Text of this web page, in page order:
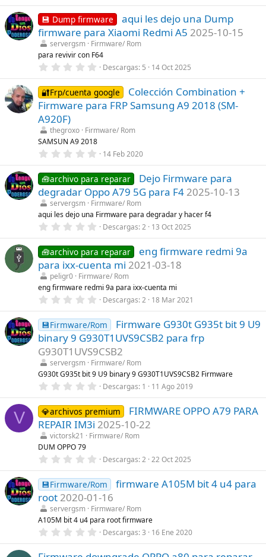
l
l
a
(
s
)
0
0
e
s
t
r
e
l
a
(
s
)
💾 Dump firmware
aqui les dejo una Dump
firmware para Xiaomi Redmi A5 2025-10-15
servergsm Firmware/ Rom
para revivir con F64
0
0
0
e
s
e
l
a
(
s
)
Descargas 5 14 Oct 2025
🔐Frp/cuenta google
Colección Combination +
Firmware para FRP Samsung A9 2018 (SM-
A920F)
thegroxo Firmware/ Rom
SAMSUN A9 2018
0
0
0
e
s
t
r
e
l
a
(
s
)
14 Feb 2020
🧰archivo para reparar
Dejo Firmware para
degradar Oppo A79 5G para F4 2025-10-13
servergsm Firmware/ Rom
aqui les dejo una Firmware para degradar y hacer f4
0
0
0
e
s
t
r
e
l
a
(
s
)
Descargas 2 13 Oct 2025
🧰archivo para reparar
eng firmware redmi 9a
para ixx-cuenta mi 2021-03-18
peligr0 Firmware/ Rom
eng firmware redmi 9a para ixx-cuenta mi
0
0
0
e
s
t
r
e
l
a
(
s
)
Descargas 2 18 Mar 2021
💾Firmware/Rom
Firmware G930t G935t bit 9 U9
binary 9 G930T1UVS9CSB2 para frp
G930T1UVS9CSB2
servergsm Firmware/ Rom
G930t G935t bit 9 U9 binary 9 G930T1UVS9CSB2 Firmware
0
0
0
e
s
t
l
a
(
s
)
Descargas 1 11 Ago 2019
V 💎archivos premium
FIRMWARE OPPO A79 PARA
REPAIR IM3i 2025-10-22
victorsk21
Firmware/ Rom
DUM OPPO 79
0
0
0
e
s
t
r
e
l
Descargas 2 22 Oct 2025
💾Firmware/Rom
firmware A105M bit 4 u4 para
root 2020-01-16
servergsm Firmware/ Rom
A105M bit 4 u4 para root firmware
0
0
Descargas 3 16 Ene 2020